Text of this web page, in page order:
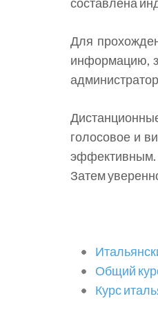
Для
информацию,
голосовое и
эффективным.
Затем
Общий
Курс